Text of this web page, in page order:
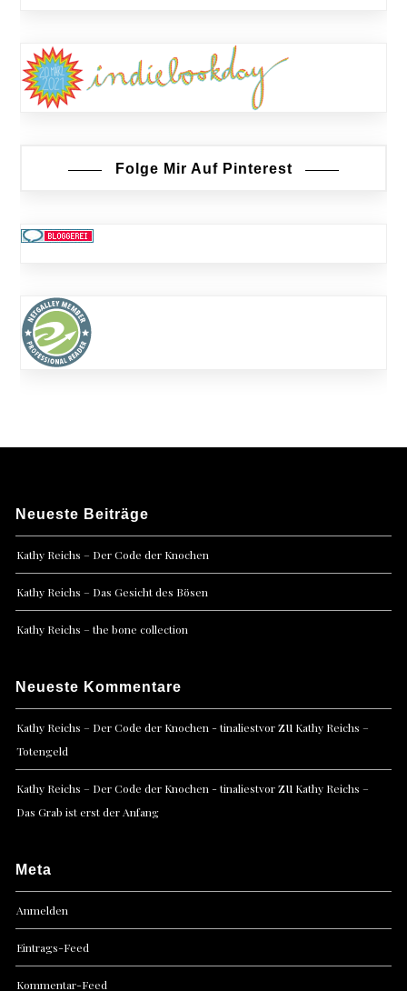
Folge Mir Auf Pinterest
Neueste Beiträge
Kathy Reichs – Der Code der Knochen
Kathy Reichs – Das Gesicht des Bösen
Kathy Reichs – the bone collection
Neueste Kommentare
Kathy Reichs – Der Code der Knochen - tinaliestvorzu Kathy Reichs –
Totengeld
Kathy Reichs – Der Code der Knochen - tinaliestvorzu Kathy Reichs –
Das Grab ist erst der Anfang
Meta
Anmelden
Eintrags-Feed
Kommentar-Feed